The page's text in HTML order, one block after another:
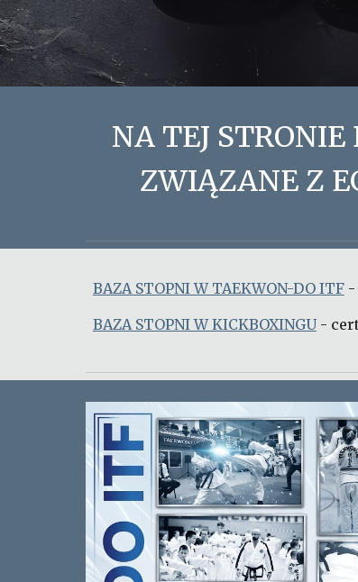
NA TEJ
ZWIĄZANE Z
BAZA STOPNI W TAEKWON-DO ITF-
BAZA STOPNI W KICKBOXINGU-